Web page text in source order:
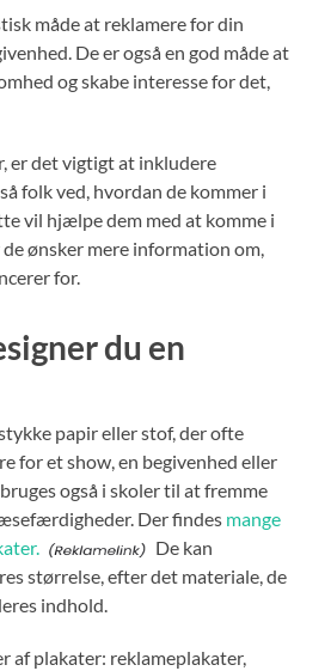
måde at reklamere for din
De er også en god måde at
og skabe interesse for det,
er det vigtigt at inkludere
folk ved, hvordan de kommer i
vil hjælpe dem med at komme i
ønsker mere information om,
for.
du en
papir eller stof, der ofte
for et show, en begivenhed eller
også i skoler til at fremme
Der findes mange
De kan
størrelse, efter det materiale, de
indhold.
af plakater: reklameplakater,